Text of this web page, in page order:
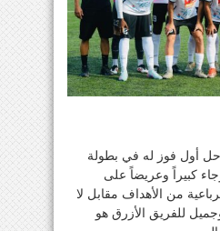
أول فوز له في بطولة
كبيراً وعريضاً على
من الأهداف مقابل لا
للفريق الأزرق هو